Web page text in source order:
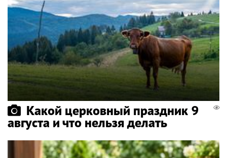
Какой церковный праздник 9
августа и что нельзя делать